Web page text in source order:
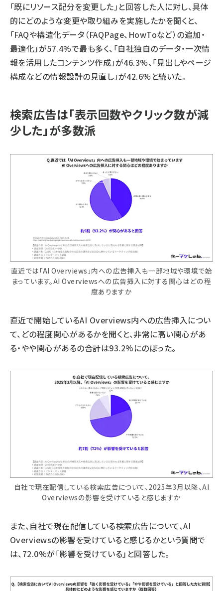
「既にリソース配分を変更した」と回答した人に対し、具体
的にどのような変更や取り組みを実施したかを聞くと、
「FAQや構造化データ（FAQPage、HowToなど）の追加・
最適化」が57.4%で最も多く、「自社独自のデータ・一次情
報を活用したコンテンツ作成」が46.3%、「見出しやページ
構成などの情報設計の見直し」が42.6%と続いた。
検索広告は「表示回数やクリック数が減
少した」が多数派
直近では「AI Overviews」内への広告挿入も一部地域や環境で始
まっています。AI Overviewsへの広告挿入に対する関心はどの程
度ありますか
直近で開始しているAI Overviews内への広告挿入につい
て、どの程度関心があるかを聞くと、非常に高い関心があ
る・やや関心があるの合計は93.2%にのぼった。
自社で現在配信している検索広告について、2025年3月以降、AI
Overviewsの影響を受けていると感じますか
また、自社で現在配信している検索広告について、AI
Overviewsの影響を受けていると感じるかという質問で
は、72.0%が「影響を受けている」と回答した。